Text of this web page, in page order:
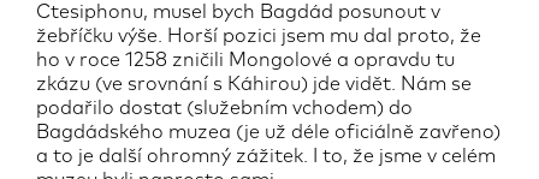
Ctesiphonu, musel bych Bagdád posunout v
žebříčku výše. Horší pozici jsem mu dal proto, že
ho v roce 1258 zničili Mongolové a opravdu tu
zkázu (ve srovnání s Káhirou) jde vidět. Nám se
podařilo dostat (služebním vchodem) do
Bagdádského muzea (je už déle oficiálně zavřeno)
a to je další ohromný zážitek. I to, že jsme v celém